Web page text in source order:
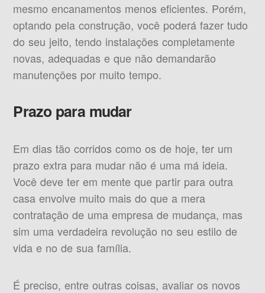
mesmo encanamentos menos eficientes. Porém,
optando pela construção, você poderá fazer tudo
do seu jeito, tendo instalações completamente
novas, adequadas e que não demandarão
manutenções por muito tempo.
Prazo para mudar
Em dias tão corridos como os de hoje, ter um
prazo extra para mudar não é uma má ideia.
Você deve ter em mente que partir para outra
casa envolve muito mais do que a mera
contratação de uma empresa de mudança, mas
sim uma verdadeira revolução no seu estilo de
vida e no de sua família.
É preciso, entre outras coisas, avaliar os novos